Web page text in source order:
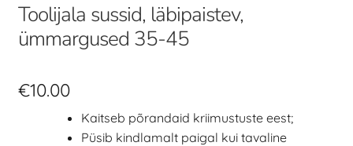
Toolijala sussid, läbipaistev,
ümmargused 35-45
€10.00
Kaitseb põrandaid kriimustuste eest;
Püsib kindlamalt paigal kui tavaline